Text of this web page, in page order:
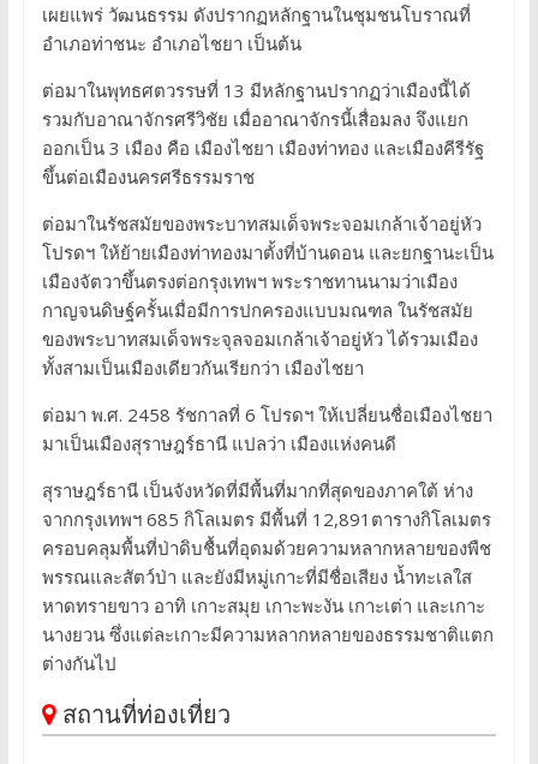
เผยแพร่ วัฒนธรรม ดังปรากฏหลักฐานในชุมชนโบราณที่
อำเภอท่าชนะ อำเภอไชยา เป็นต้น
ต่อมาในพุทธศตวรรษที่ 13 มีหลักฐานปรากฏว่าเมืองนี้ได้
รวมกับอาณาจักรศรีวิชัย เมื่ออาณาจักรนี้เสื่อมลง จึงแยก
ออกเป็น 3 เมือง คือ เมืองไชยา เมืองท่าทอง และเมืองคีรีรัฐ
ขึ้นต่อเมืองนครศรีธรรมราช
ต่อมาในรัชสมัยของพระบาทสมเด็จพระจอมเกล้าเจ้าอยู่หัว
โปรดฯ ให้ย้ายเมืองท่าทองมาตั้งที่บ้านดอน และยกฐานะเป็น
เมืองจัตวาขึ้นตรงต่อกรุงเทพฯ พระราชทานนามว่าเมือง
กาญจนดิษฐ์ครั้นเมื่อมีการปกครองแบบมณฑล ในรัชสมัย
ของพระบาทสมเด็จพระจุลจอมเกล้าเจ้าอยู่หัว ได้รวมเมือง
ทั้งสามเป็นเมืองเดียวกันเรียกว่า เมืองไชยา
ต่อมา พ.ศ. 2458 รัชกาลที่ 6 โปรดฯ ให้เปลี่ยนชื่อเมืองไชยา
มาเป็นเมืองสุราษฎร์ธานี แปลว่า เมืองแห่งคนดี
สุราษฎร์ธานี เป็นจังหวัดที่มีพื้นที่มากที่สุดของภาคใต้ ห่าง
จากกรุงเทพฯ 685 กิโลเมตร มีพื้นที่ 12,891ตารางกิโลเมตร
ครอบคลุมพื้นที่ป่าดิบชื้นที่อุดมด้วยความหลากหลายของพืช
พรรณและสัตว์ป่า และยังมีหมู่เกาะที่มีชื่อเสียง น้ำทะเลใส
หาดทรายขาว อาทิ เกาะสมุย เกาะพะงัน เกาะเต่า และเกาะ
นางยวน ซึ่งแต่ละเกาะมีความหลากหลายของธรรมชาติแตก
ต่างกันไป
สถานที่ท่องเที่ยว